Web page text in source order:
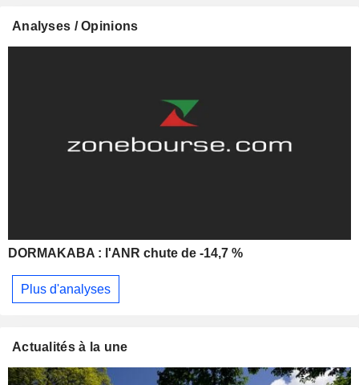
Analyses / Opinions
DORMAKABA : l'ANR chute de -14,7 %
Plus d'analyses
Actualités à la une